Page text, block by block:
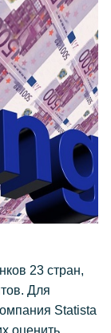
23 стран,
Для
Statista
оценить